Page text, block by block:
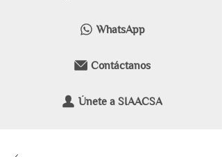
WhatsApp
Contáctanos
Únete a SIAACSA